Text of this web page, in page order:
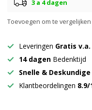
3 a 4 dagen
Toevoegen om te vergelijken
Leveringen Gratis v.a.
14 dagen Bedenktijd
Snelle & Deskundige
Klantbeordelingen 8.9/